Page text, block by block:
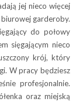
jej nieco więcej
garderoby.
do połowy
sięgającym nieco
krój, który
W pracy będziesz
profesjonalnie.
oraz miejską